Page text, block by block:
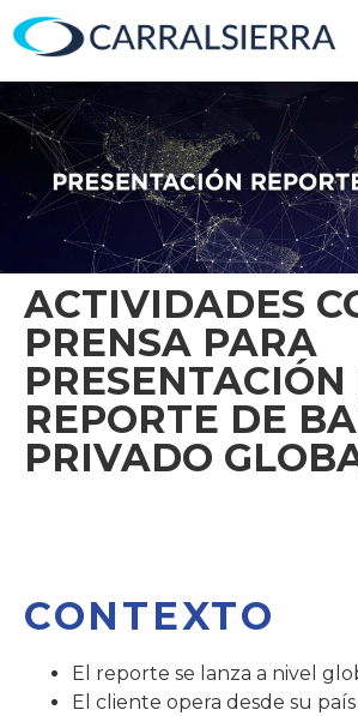
ACTIVIDADES
PRENSA PARA
PRESENTACIÓN
REPORTE DE
PRIVADO
CONTEXTO
El reporte se lanza a nivel
El cliente opera desde su